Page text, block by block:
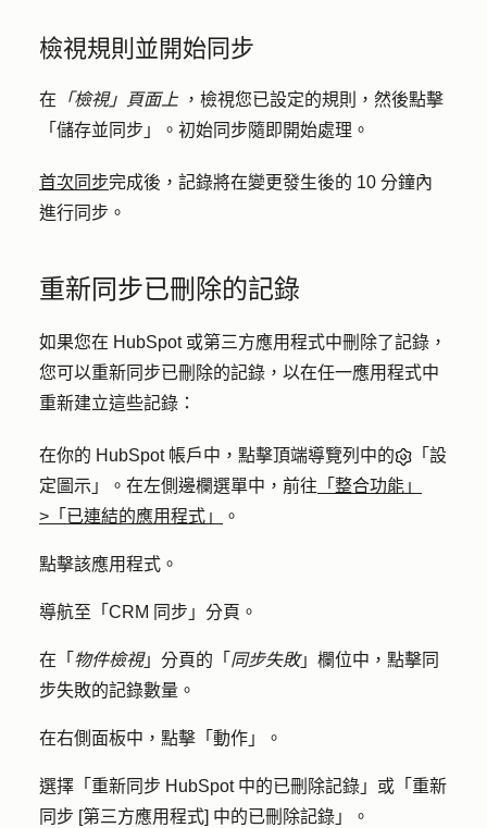
檢視規則並開始同步
在 「檢視」頁面上 ，檢視您已設定的規則，然後點擊
「儲存並同步」
。初始同步隨即開始處理。
首次同步完成後，記錄將在變更發生後的 10 分鐘內
進行同步。
重新同步已刪除的記錄
如果您在 HubSpot 或第三方應用程式中刪除了記錄，
您可以重新同步已刪除的記錄，以在任一應用程式中
重新建立這些記錄：
在你的 HubSpot 帳戶中，點擊頂端導覽列中的
「設
定圖示」。在左側邊欄選單中，前往 「整合功能」
>「已連結的應用程式」
。
點擊該應用程式 。
導航至「 CRM 同步 」分頁。
在「 物件檢視」分頁的「 同步失敗」欄位中，點擊同
步失敗的記錄數量 。
在右側面板中，點擊「 動作 」。
選擇「 重新同步 HubSpot 中的已刪除記錄 」或「 重新
同步 [第三方應用程式] 中的已刪除記錄 」。